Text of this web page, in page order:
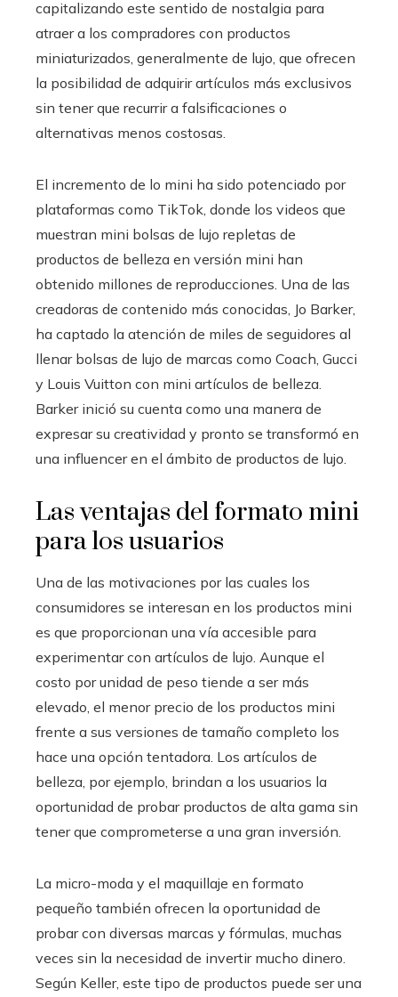
capitalizando este sentido de nostalgia para
atraer a los compradores con productos
miniaturizados, generalmente de lujo, que ofrecen
la posibilidad de adquirir artículos más exclusivos
sin tener que recurrir a falsificaciones o
alternativas menos costosas.
El incremento de lo mini ha sido potenciado por
plataformas como TikTok, donde los videos que
muestran mini bolsas de lujo repletas de
productos de belleza en versión mini han
obtenido millones de reproducciones. Una de las
creadoras de contenido más conocidas, Jo Barker,
ha captado la atención de miles de seguidores al
llenar bolsas de lujo de marcas como Coach, Gucci
y Louis Vuitton con mini artículos de belleza.
Barker inició su cuenta como una manera de
expresar su creatividad y pronto se transformó en
una influencer en el ámbito de productos de lujo.
Las ventajas del formato mini
para los usuarios
Una de las motivaciones por las cuales los
consumidores se interesan en los productos mini
es que proporcionan una vía accesible para
experimentar con artículos de lujo. Aunque el
costo por unidad de peso tiende a ser más
elevado, el menor precio de los productos mini
frente a sus versiones de tamaño completo los
hace una opción tentadora. Los artículos de
belleza, por ejemplo, brindan a los usuarios la
oportunidad de probar productos de alta gama sin
tener que comprometerse a una gran inversión.
La micro-moda y el maquillaje en formato
pequeño también ofrecen la oportunidad de
probar con diversas marcas y fórmulas, muchas
veces sin la necesidad de invertir mucho dinero.
Según Keller, este tipo de productos puede ser una